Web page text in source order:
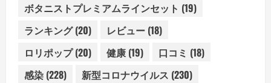
ボタニストプレミアムラインセット (19)
ランキング(20) レビュー (18)
ロリポップ(20) 健康 (19) 口コミ (18)
感染 (228) 新型コロナウイルス (230)